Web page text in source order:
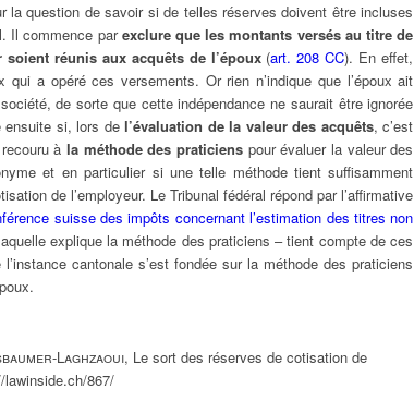
la question de savoir si de telles réserves doivent être incluses
Il commence parexclure que les montants versés au titre de
réunis aux acquêts de l’époux(art. 208 CC). En effet,
qui a opéré ces versements. Or rien n’indique que l’époux ait
de sorte que cette indépendance ne saurait être ignorée
ensuite si, lors del’évaluation de la valeur des acquêts, c’est
à la méthode des praticienspour évaluer la valeur des
et en particulier si une telle méthode tient suffisamment
de l’employeur. Le Tribunal fédéral répond par l’affirmative
suisse des impôts concernant l’estimation des titres non
explique la méthode des praticiens – tient compte de ces
cantonale s’est fondée sur la méthode des praticiens
Laghzaoui, Le sort des réserves de cotisation de
lawinside.ch/867/